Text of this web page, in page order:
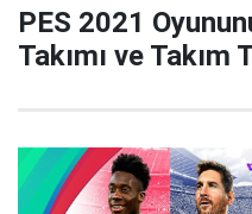
PES 2021
Takımı ve